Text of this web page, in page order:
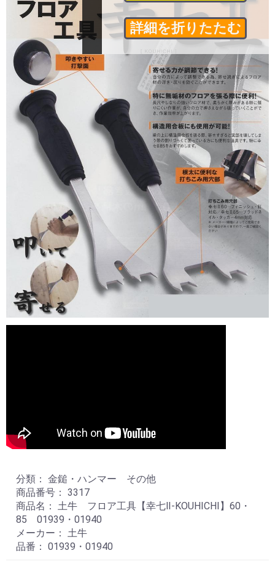
分類： 金鎚・ハンマー その他
商品番号： 3317
商品名： 土牛 フロア工具【幸七Ⅱ-KOUHICHI】60・
85 01939・01940
メーカー： 土牛
品番： 01939・01940